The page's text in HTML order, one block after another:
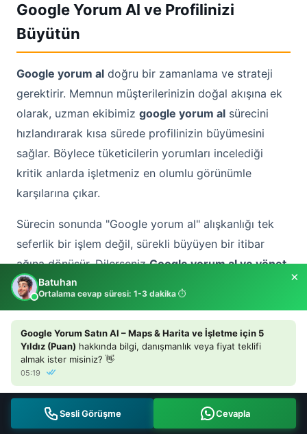
Google Yorum Al ve Profilinizi
Büyütün
Google yorum al doğru bir zamanlama ve strateji
gerektirir. Memnun müşterilerinizin doğal akışına ek
olarak, uzman ekibimiz google yorum al sürecini
hızlandırarak kısa sürede profilinizin büyümesini
sağlar. Böylece tüketicilerin yorumları incelediği
kritik anlarda işletmeniz en olumlu görünümle
karşılarına çıkar.
Sürecin sonunda "Google yorum al" alışkanlığı tek
seferlik bir işlem değil, sürekli büyüyen bir itibar
ağına dönüşür. DilersenizGoogle yorum al ve yönet
hizmetimizle tüm yorum trafiğinizi birlikte
planlayalım; böylece puanınız ve yorum sayınız
istikrarlı şekilde yükselir, rakipleriniz geride kalır.
İpucu:Google Maps, haritalar ve işletme yorumu
satın alırken tek seferlik değil, düzenli büyüyen bir
plan seçin. Sürdürülebilir yorum artışı, Google
algoritmasının gözünde en güvenilir sinyaldir.
Batuhan
Ortalama cevap süresi: 1-3 dakika ⏱️
×
Google Yorum Satın Al – Maps & Harita ve İşletme için 5
Yıldız (Puan) hakkında bilgi, danışmanlık veya fiyat teklifi
almak ister misiniz? 👋
05:19
Sesli Görüşme Cevapla